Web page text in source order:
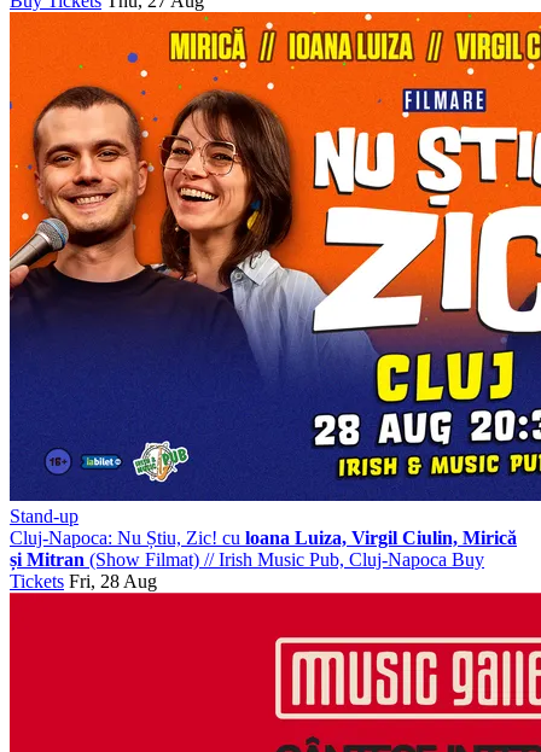
Stand-up
Cluj-Napoca: Nu Știu, Zic! cu loana Luiza, Virgil Ciulin, Mirică
și Mitran (Show Filmat) //Irish Music Pub, Cluj-Napoca Buy
Tickets Fri, 28 Aug